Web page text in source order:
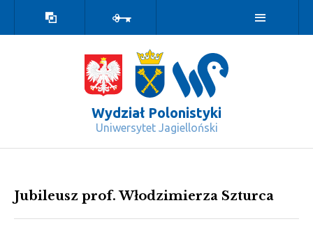
kontrastowa
Wydział Polonistyki
Uniwersytet Jagielloński
Jubileusz prof. Włodzimierza Szturca